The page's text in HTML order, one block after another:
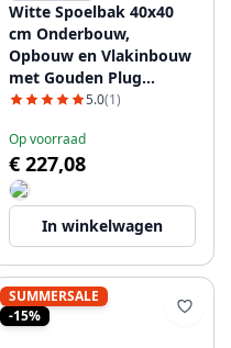
Witte Spoelbak 40x40
cm Onderbouw,
Opbouw en Vlakinbouw
met Gouden Plug
12089705375.0(1)
Op voorraad
€ 227,08
In winkelwagen
SUMMERSALE
-15%